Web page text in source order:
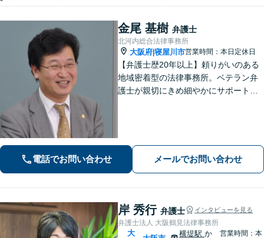
金尾 基樹 弁護士
北河内総合法律事務所
大阪府 寝屋川市営業時間：本日定休日
【弁護士歴20年以上】頼りがいのある
地域密着型の法律事務所。ベテラン弁
護士が親切にきめ細やかにサポートし
電話でお問い合わせ メールでお問い合わせ
岸 秀行 弁護士 インタビューを見る
弁護士法人 大阪鶴見法律事務所
大
横堤駅 か
営業時間：本